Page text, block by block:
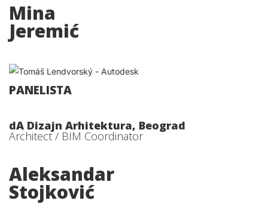
Mina
Jeremić
PANELISTA
dA Dizajn Arhitektura, Beograd
Architect / BIM Coordinator
Aleksandar
Stojković